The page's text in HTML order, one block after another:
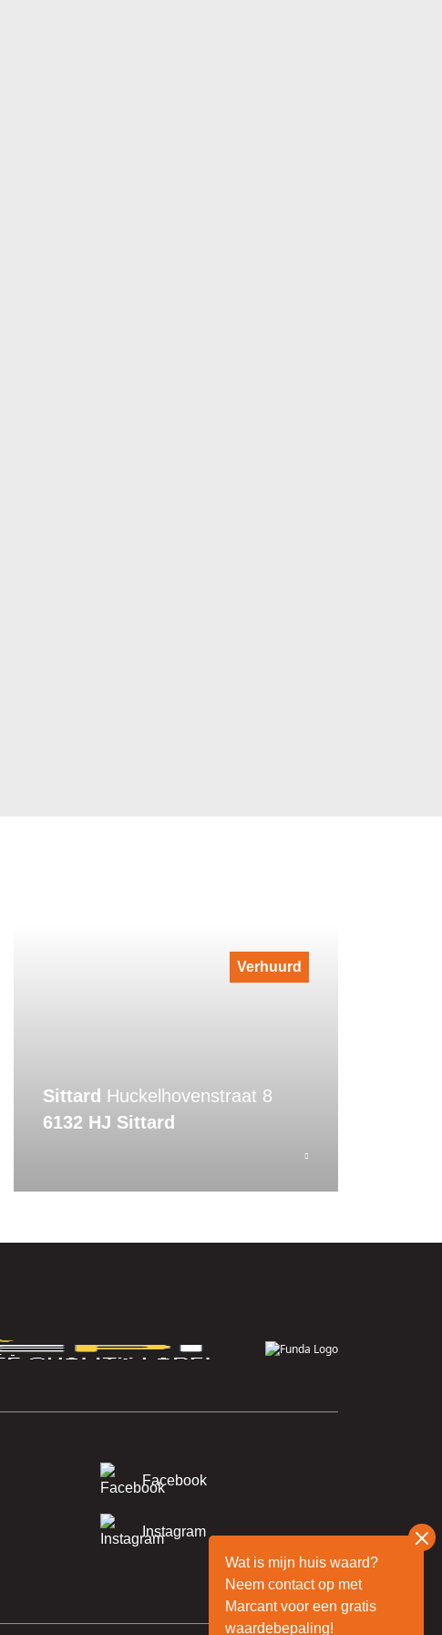
Wat is mijn huis waard?
Neem contact op met
Marcant voor een gratis
waardebepaling!
Sittard Huckelhovenstraat 8
6132 HJ Sittard
Verhuurd
Facebook
Instagram